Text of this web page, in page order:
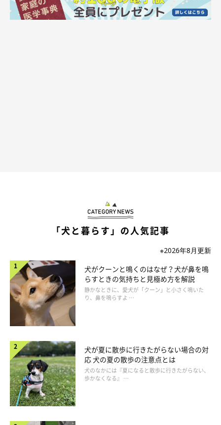
いぬのきもち投稿写真ギャラリー
お世話に一生懸命になって疲れを溜め込んでしまうと、介護に前
向きに取り組めなくなることもあるので、たまには気分転換をし
ませんか？
自分だけの時間を作るために動物病院や一時預かり、訪問サービ
スなどを利用して、ときには介護を休んでリフレッシュしましょ
う。
犬の介護経験者がつづった本やブログを読んだり、同じような境
遇の人と話したり、動物病院で悩みを聞いてもらうなど、人に話
「犬と暮らす」の人気記事
※2026年8月更新
犬がクーンと鳴くのはなぜ？犬が鼻を鳴
らすときの気持ちと見極め方を解説
静かなときに、愛犬が「クーン」と小さく鳴いた
り、鼻を鳴らすよ …
犬が夏に散歩に行きたがらない場合の対
応 犬の夏の散歩の注意点とは
犬のなかには『夏になると散歩に行きたがらない、
歩かなくなる』 …